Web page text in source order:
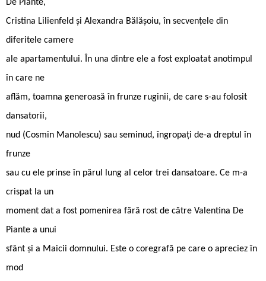
De Piante,
Cristina Lilienfeld și Alexandra Bălășoiu, în secvențele din
diferitele camere
ale apartamentului. În una dintre ele a fost exploatat anotimpul
în care ne
aflăm, toamna generoasă în frunze ruginii, de care s-au folosit
dansatorii,
nud (Cosmin Manolescu) sau seminud, îngropați de-a dreptul în
frunze
sau cu ele prinse în părul lung al celor trei dansatoare. Ce m-a
crispat la un
moment dat a fost pomenirea fără rost de către Valentina De
Piante a unui
sfânt și a Maicii domnului. Este o coregrafă pe care o apreciez în
mod